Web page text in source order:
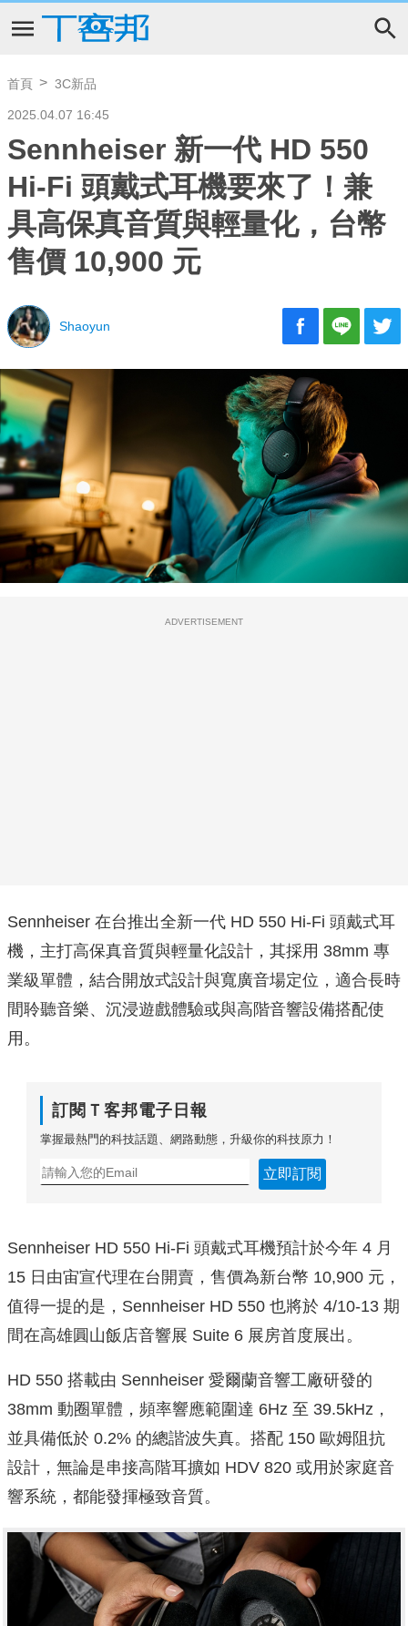
首頁 3C新品
2025.04.07 16:45
Sennheiser 新一代 HD 550
Hi-Fi 頭戴式耳機要來了！兼
具高保真音質與輕量化，台幣
售價 10,900 元
Shaoyun
ADVERTISEMENT
Sennheiser 在台推出全新一代 HD 550 Hi-Fi 頭戴式耳
機，主打高保真音質與輕量化設計，其採用 38mm 專
業級單體，結合開放式設計與寬廣音場定位，適合長時
間聆聽音樂、沉浸遊戲體驗或與高階音響設備搭配使
用。
訂閱Ｔ客邦電子日報
掌握最熱門的科技話題、網路動態，升級你的科技原力！
立即訂閱
Sennheiser HD 550 Hi-Fi 頭戴式耳機預計於今年 4 月
15 日由宙宣代理在台開賣，售價為新台幣 10,900 元，
值得一提的是，Sennheiser HD 550 也將於 4/10-13 期
間在高雄圓山飯店音響展 Suite 6 展房首度展出。
HD 550 搭載由 Sennheiser 愛爾蘭音響工廠研發的
38mm 動圈單體，頻率響應範圍達 6Hz 至 39.5kHz，
並具備低於 0.2% 的總諧波失真。搭配 150 歐姆阻抗
設計，無論是串接高階耳擴如 HDV 820 或用於家庭音
響系統，都能發揮極致音質。